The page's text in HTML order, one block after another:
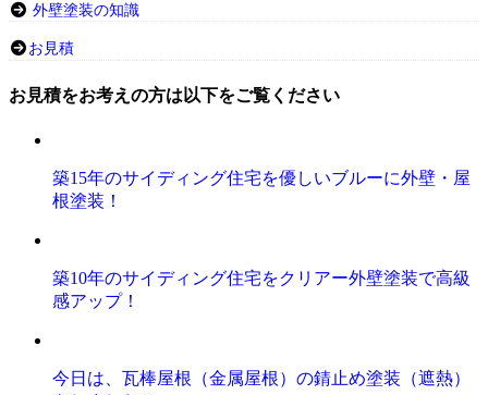
外壁塗装の知識
お見積
お見積をお考えの方は以下をご覧ください
築15年のサイディング住宅を優しいブルーに外壁・屋
根塗装！
築10年のサイディング住宅をクリアー外壁塗装で高級
感アップ！
今日は、瓦棒屋根（金属屋根）の錆止め塗装（遮熱）